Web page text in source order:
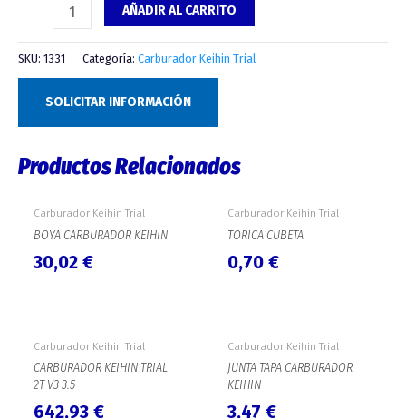
AÑADIR AL CARRITO
SKU: 1331 Categoría: Carburador Keihin Trial
SOLICITAR INFORMACIÓN
Productos Relacionados
Carburador Keihin Trial
BOYA CARBURADOR KEIHIN
30,02 €
Carburador Keihin Trial
TORICA CUBETA
0,70 €
Carburador Keihin Trial
CARBURADOR KEIHIN TRIAL
2T V3 3.5
642,93 €
Carburador Keihin Trial
JUNTA TAPA CARBURADOR
KEIHIN
3,47 €